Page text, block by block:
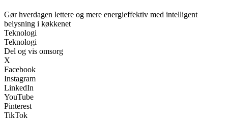
Gør hverdagen lettere og mere energieffektiv med intelligent
belysning i køkkenet
Teknologi
Teknologi
Del og vis omsorg
X
Facebook
Instagram
LinkedIn
YouTube
Pinterest
TikTok